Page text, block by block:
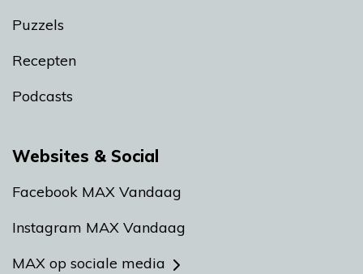
Puzzels
Recepten
Podcasts
Websites & Social
Facebook MAX Vandaag
Instagram MAX Vandaag
MAX op sociale media